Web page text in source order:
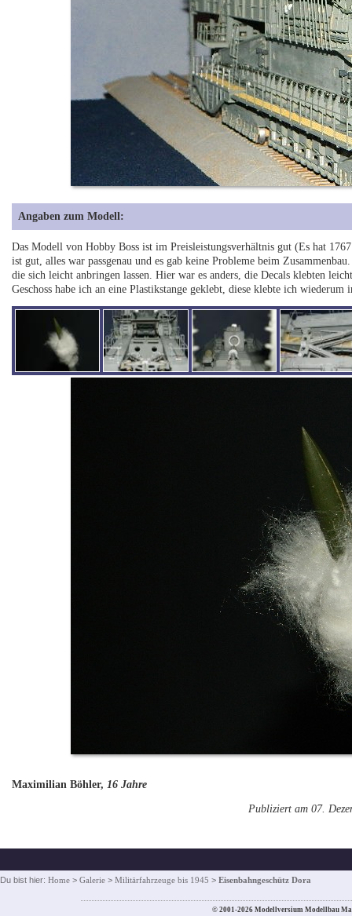
Angaben zum Modell:
Das Modell von Hobby Boss ist im Preisleistungsverhältnis gut (Es hat
ist gut, alles war passgenau und es gab keine Probleme beim
die sich leicht anbringen lassen. Hier war es anders, die Decals klebten
Geschoss habe ich an eine Plastikstange geklebt, diese klebte ich
Maximilian Böhler,16 Jahre
Publiziert am 07.
Du bist hier: Home > Galerie > Militärfahrzeuge bis 1945 > Eisenbahngeschütz Dora
© 2001-2026 Modellversium Modellbau